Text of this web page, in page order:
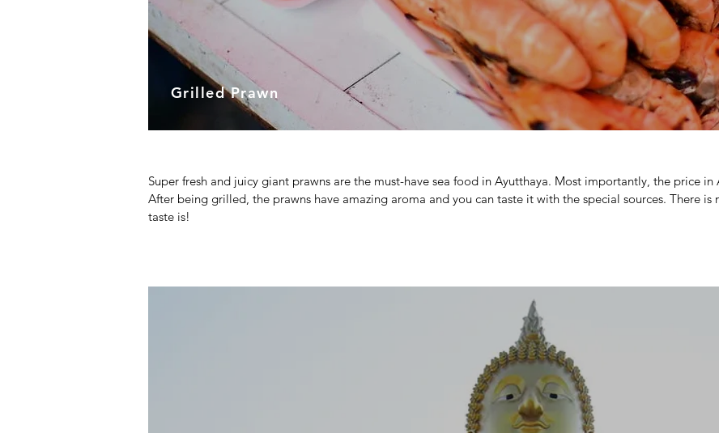
Grilled Prawn
Super fresh and juicy giant prawns are the must-have sea food in Ayutthaya. Most importantly, the price in
After being grilled, the prawns have amazing aroma and you can taste it with the special sources. There
taste is!